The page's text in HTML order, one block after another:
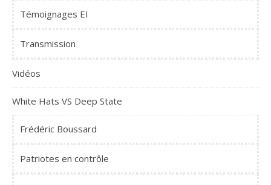
Témoignages EI
Transmission
Vidéos
White Hats VS Deep State
Frédéric Boussard
Patriotes en contrôle